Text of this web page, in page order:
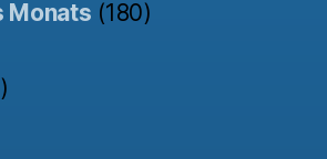
Monats (180)